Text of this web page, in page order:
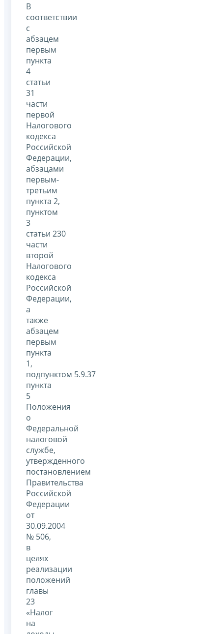
В
соответствии
с
абзацем
первым
пункта
4
статьи
31
части
первой
Налогового
кодекса
Российской
Федерации,
абзацами
первым-
третьим
пункта 2,
пунктом
3
статьи 230
части
второй
Налогового
кодекса
Российской
Федерации,
а
также
абзацем
первым
пункта
1,
подпунктом 5.9.37
пункта
5
Положения
о
Федеральной
налоговой
службе,
утвержденного
постановлением
Правительства
Российской
Федерации
от
30.09.2004
№ 506,
в
целях
реализации
положений
главы
23
«Налог
на